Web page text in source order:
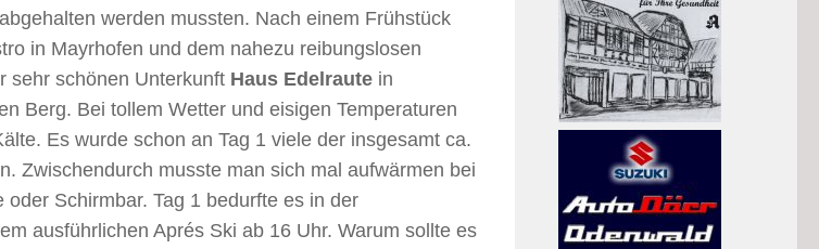
werden mussten. Nach einem Frühstück
in Mayrhofen und dem nahezu reibungslosen
sehr schönen Unterkunft Haus Edelraute in
Berg. Bei tollem Wetter und eisigen Temperaturen
Es wurde schon an Tag 1 viele der insgesamt ca.
Zwischendurch musste man sich mal aufwärmen bei
oder Schirmbar. Tag 1 bedurfte es in der
ausführlichen Aprés Ski ab 16 Uhr. Warum sollte es